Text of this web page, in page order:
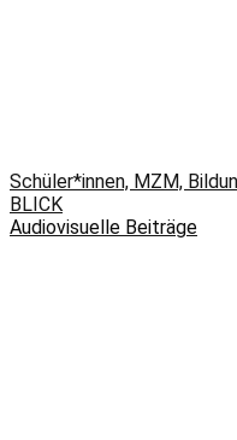
Schüler*innen, MZM,
BLICK
Audiovisuelle Beiträge